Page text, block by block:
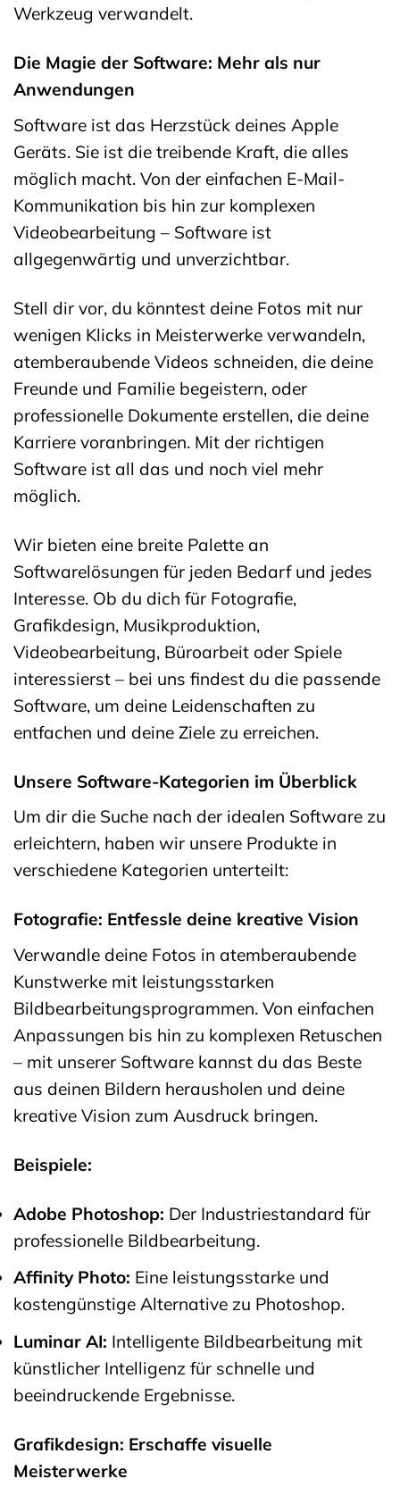
Werkzeug verwandelt.
Die Magie der Software: Mehr als nur
Anwendungen
Software ist das Herzstück deines Apple
Geräts. Sie ist die treibende Kraft, die alles
möglich macht. Von der einfachen E-Mail-
Kommunikation bis hin zur komplexen
Videobearbeitung – Software ist
allgegenwärtig und unverzichtbar.
Stell dir vor, du könntest deine Fotos mit nur
wenigen Klicks in Meisterwerke verwandeln,
atemberaubende Videos schneiden, die deine
Freunde und Familie begeistern, oder
professionelle Dokumente erstellen, die deine
Karriere voranbringen. Mit der richtigen
Software ist all das und noch viel mehr
möglich.
Wir bieten eine breite Palette an
Softwarelösungen für jeden Bedarf und jedes
Interesse. Ob du dich für Fotografie,
Grafikdesign, Musikproduktion,
Videobearbeitung, Büroarbeit oder Spiele
interessierst – bei uns findest du die passende
Software, um deine Leidenschaften zu
entfachen und deine Ziele zu erreichen.
Unsere Software-Kategorien im Überblick
Um dir die Suche nach der idealen Software zu
erleichtern, haben wir unsere Produkte in
verschiedene Kategorien unterteilt:
Fotografie: Entfessle deine kreative Vision
Verwandle deine Fotos in atemberaubende
Kunstwerke mit leistungsstarken
Bildbearbeitungsprogrammen. Von einfachen
Anpassungen bis hin zu komplexen Retuschen
– mit unserer Software kannst du das Beste
aus deinen Bildern herausholen und deine
kreative Vision zum Ausdruck bringen.
Beispiele:
Adobe Photoshop: Der Industriestandard für
professionelle Bildbearbeitung.
Affinity Photo: Eine leistungsstarke und
kostengünstige Alternative zu Photoshop.
Luminar AI: Intelligente Bildbearbeitung mit
künstlicher Intelligenz für schnelle und
beeindruckende Ergebnisse.
Grafikdesign: Erschaffe visuelle
Meisterwerke